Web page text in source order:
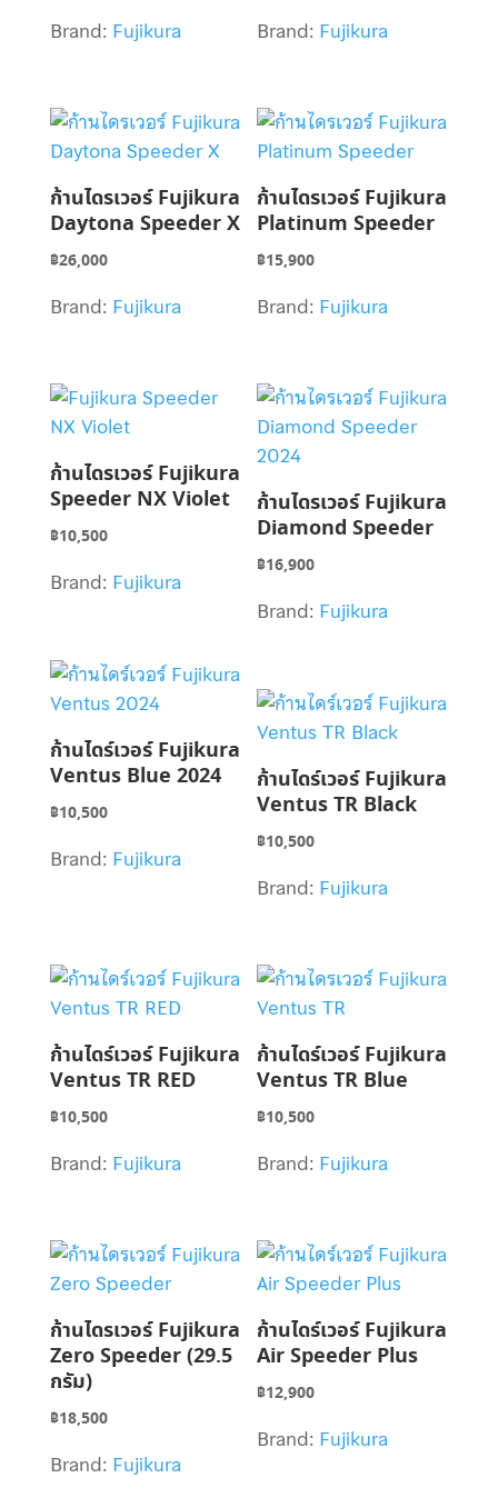
Brand: Fujikura Brand: Fujikura
ก้านไดรเวอร์ Fujikura
Daytona Speeder X
฿26,000
Brand: Fujikura
ก้านไดรเวอร์ Fujikura
Platinum Speeder
฿15,900
Brand: Fujikura
ก้านไดรเวอร์ Fujikura
Speeder NX Violet
฿10,500
Brand: Fujikura
ก้านไดรเวอร์ Fujikura
Diamond Speeder
฿16,900
Brand: Fujikura
ก้านไดร์เวอร์ Fujikura
Ventus Blue 2024
฿10,500
Brand: Fujikura
ก้านไดร์เวอร์ Fujikura
Ventus TR Black
฿10,500
Brand: Fujikura
ก้านไดร์เวอร์ Fujikura
Ventus TR RED
฿10,500
Brand: Fujikura
ก้านไดร์เวอร์ Fujikura
Ventus TR Blue
฿10,500
Brand: Fujikura
ก้านไดรเวอร์ Fujikura
Zero Speeder (29.5
กรัม)
฿18,500
Brand: Fujikura
ก้านไดร์เวอร์ Fujikura
Air Speeder Plus
฿12,900
Brand: Fujikura